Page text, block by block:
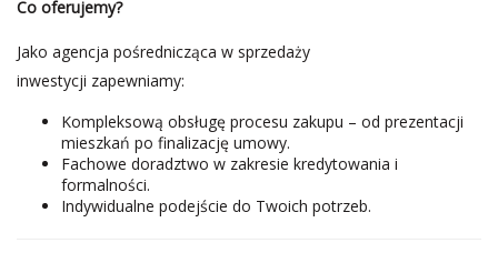
Co oferujemy?
Jako agencja pośrednicząca w sprzedaży
inwestycji zapewniamy:
Kompleksową obsługę procesu zakupu – od prezentacji
mieszkań po finalizację umowy.
Fachowe doradztwo w zakresie kredytowania i
formalności.
Indywidualne podejście do Twoich potrzeb.